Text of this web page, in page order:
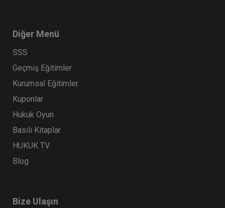
Borçların İfası ve İfa Edilmemesi - IV. Borçlar
Hukuku Kongresi - V. Oturum
360 TL
Diğer Menü
SSS
Geçmiş Eğitimler
Kurumsal Eğitimler
Kuponlar
Hukuk Oyun
Basılı Kitaplar
HUKUK TV
Blog
Bize Ulaşın